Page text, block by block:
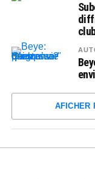
AFICHER